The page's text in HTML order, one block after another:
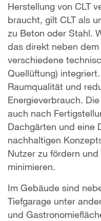
Herstellung von CLT
braucht, gilt CLT als
zu Beton oder Stahl.
das direkt neben
verschiedene
Quellüftung)
Raumqualität und
Energieverbrauch.
auch nach
Dachgärten und eine
nachhaltigen
Nutzer zu fördern
minimieren.
Im Gebäude sind
Tiefgarage unter
und